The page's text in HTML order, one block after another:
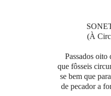
(À
Passados oito
que fôsseis
se bem que
de pecador a